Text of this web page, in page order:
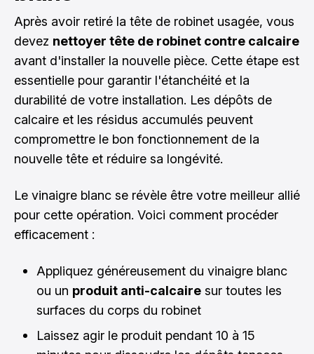
Après avoir retiré la tête de robinet usagée, vous
devez nettoyer tête de robinet contre calcaire
avant d'installer la nouvelle pièce. Cette étape est
essentielle pour garantir l'étanchéité et la
durabilité de votre installation. Les dépôts de
calcaire et les résidus accumulés peuvent
compromettre le bon fonctionnement de la
nouvelle tête et réduire sa longévité.
Le vinaigre blanc se révèle être votre meilleur allié
pour cette opération. Voici comment procéder
efficacement :
Appliquez généreusement du vinaigre blanc
ou un produit anti-calcaire sur toutes les
surfaces du corps du robinet
Laissez agir le produit pendant 10 à 15